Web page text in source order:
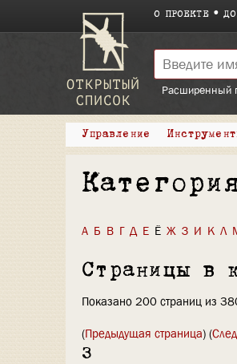
О ПРОЕКТЕ
Расширенный
Управление
А Б В Г Д Е Ё Ж З И К Л
Страницы в
Показано 200 страниц из
(Предыдущая страница) (
З